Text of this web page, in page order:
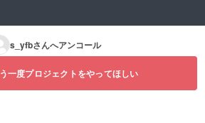
s_yfbさんへアンコール
一度プロジェクトをやってほしい